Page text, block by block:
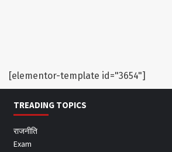
[elementor-template id="3654"]
TREADING TOPICS
राजनीति
Exam